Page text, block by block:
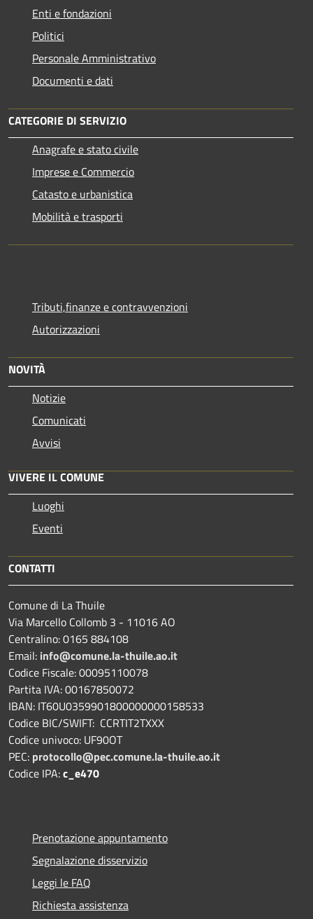
Enti e fondazioni
Politici
Personale Amministrativo
Documenti e dati
CATEGORIE DI SERVIZIO
Anagrafe e stato civile
Imprese e Commercio
Catasto e urbanistica
Mobilità e trasporti
Tributi,finanze e contravvenzioni
Autorizzazioni
NOVITÀ
Notizie
Comunicati
Avvisi
VIVERE IL COMUNE
Luoghi
Eventi
CONTATTI
Comune di La Thuile
Via Marcello Collomb 3 - 11016 AO
Centralino: 0165 884108
Email: info@comune.la-thuile.ao.it
Codice Fiscale: 00095110078
Partita IVA: 00167850072
IBAN: IT60U0359901800000000158533
Codice BIC/SWIFT: CCRTIT2TXXX
Codice univoco: UF90OT
PEC: protocollo@pec.comune.la-thuile.ao.it
Codice IPA:c_e470
Prenotazione appuntamento
Segnalazione disservizio
Leggi le FAQ
Richiesta assistenza